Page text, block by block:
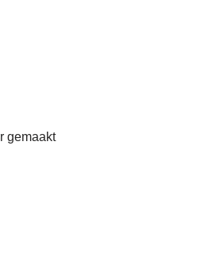
gemaakt